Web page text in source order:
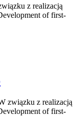
z realizacją
of first-
związku z realizacją
of first-